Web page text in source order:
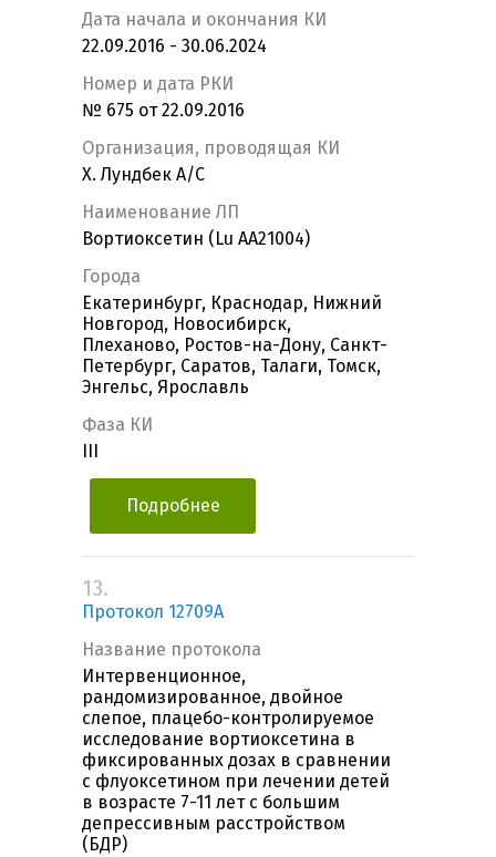
Дата начала и окончания КИ
22.09.2016 - 30.06.2024
Номер и дата РКИ
№ 675 от 22.09.2016
Организация, проводящая КИ
Х. Лундбек А/С
Наименование ЛП
Вортиоксетин (Lu AA21004)
Города
Екатеринбург, Краснодар, Нижний
Новгород, Новосибирск,
Плеханово, Ростов-на-Дону, Санкт-
Петербург, Саратов, Талаги, Томск,
Энгельс, Ярославль
Фаза КИ
Подробнее
13.
Протокол 12709А
Название протокола
Интервенционное,
рандомизированное, двойное
слепое, плацебо-контролируемое
исследование вортиоксетина в
фиксированных дозах в сравнении
с флуоксетином при лечении детей
в возрасте 7-11 лет с большим
депрессивным расстройством
(БДР)